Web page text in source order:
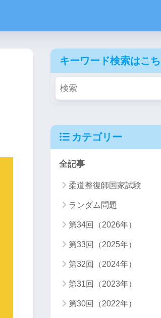
キーワード検索はこ
カテゴリー
全記事
柔道整復師国家試験
ランダム問題
第34回（2026年）
第33回（2025年）
第32回（2024年）
第31回（2023年）
第30回（2022年）